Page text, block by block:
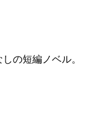
の短編ノベル。